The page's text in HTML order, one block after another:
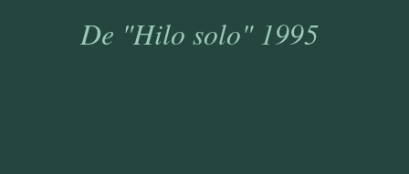
De "Hilo solo" 1995